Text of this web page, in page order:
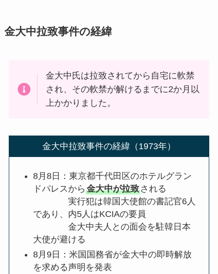
金大中拉致事件の経緯
金大中氏は拉致されてから自宅に軟禁
され、その軟禁が解けるまでに2か月以
上かかりました。
金大中拉致事件の経緯（1973年）
8月8日：東京都千代田区のホテルグラン
ドパレスから金大中が拉致される
実行犯は韓国大使館の書記官6人
であり、内5人はKCIAの要員
金大中夫人との面会を駐韓日本
大使が避ける
8月9日：米国国務省が金大中の即時解放
を求める声明を発表